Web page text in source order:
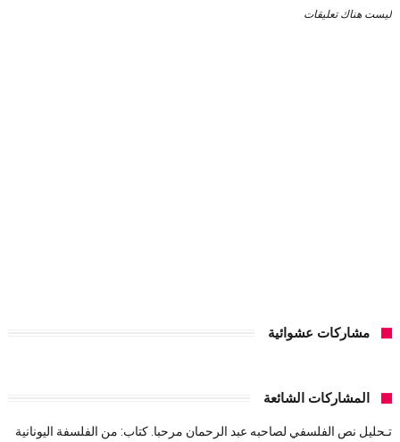
ليست هناك تعليقات
مشاركات عشوائية
المشاركات الشائعة
تـحليل نص الفلسفي لصاحبه عبد الرحمان مرحبا. كتاب: من الفلسفة اليونانية